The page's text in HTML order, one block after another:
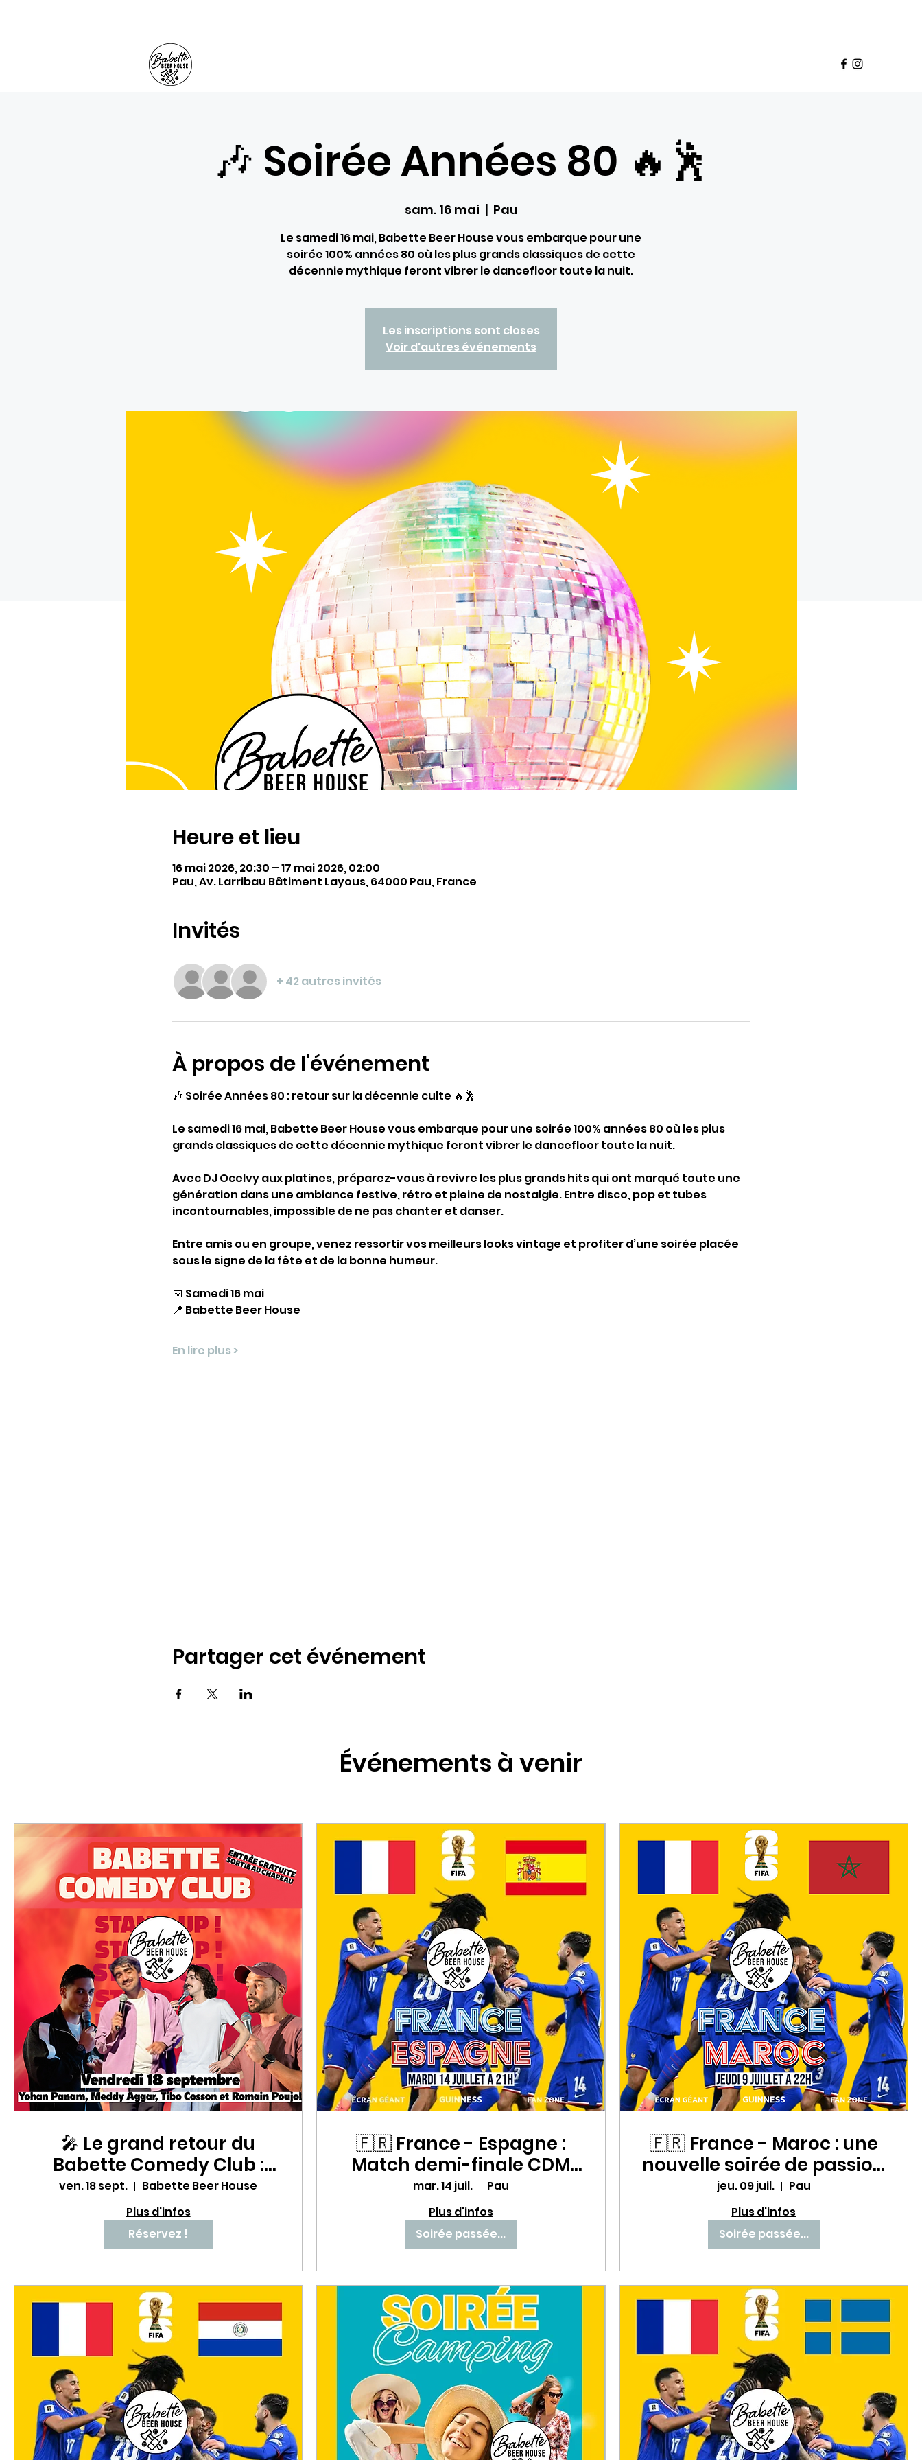
🎶 Soirée Années 80 🔥🕺
sam. 16 mai
  |
Pau
Le samedi 16 mai, Babette Beer House vous embarque pour une
soirée 100% années 80 où les plus grands classiques de cette
décennie mythique feront vibrer le dancefloor toute la nuit.
Les inscriptions sont closes
Voir d'autres événements
Heure et lieu
16 mai 2026, 20:30 – 17 mai 2026, 02:00
Pau, Av. Larribau Bâtiment Layous, 64000 Pau, France
Invités
+ 42 autres invités
À propos de l'événement
🎶 Soirée Années 80 : retour sur la décennie culte 🔥🕺
Le samedi 16 mai, Babette Beer House vous embarque pour une soirée 100% années 80 où les plus
grands classiques de cette décennie mythique feront vibrer le dancefloor toute la nuit.
Avec DJ Ocelvy aux platines, préparez-vous à revivre les plus grands hits qui ont marqué toute une
génération dans une ambiance festive, rétro et pleine de nostalgie. Entre disco, pop et tubes
incontournables, impossible de ne pas chanter et danser.
Entre amis ou en groupe, venez ressortir vos meilleurs looks vintage et profiter d’une soirée placée
sous le signe de la fête et de la bonne humeur.
📅 Samedi 16 mai
📍 Babette Beer House
En lire plus >
Partager cet événement
Événements à venir
🎤 Le grand retour du
Babette Comedy Club :
une soirée stand-up à
mourir de rire ! 😂🔥
ven. 18 sept.
Babette Beer House
Plus d'infos
Réservez !
🇫🇷 France - Espagne :
Match demi-finale CDM
un choc à ne pas
manquer au Babette Beer
House ! ⚽🔥
mar. 14 juil.
Pau
Plus d'infos
Soirée passée...
🇫🇷 France - Maroc : une
nouvelle soirée de passion
avec les Bleus au Babette
Beer House ! ⚽🔥
jeu. 09 juil.
Pau
Plus d'infos
Soirée passée...